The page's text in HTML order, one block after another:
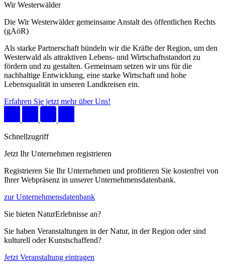
Wir Westerwälder
Die Wir Westerwälder gemeinsame Anstalt des öffentlichen Rechts
(gAöR)
Als starke Partnerschaft bündeln wir die Kräfte der Region, um den
Westerwald als attraktiven Lebens- und Wirtschaftsstandort zu
fördern und zu gestalten. Gemeinsam setzen wir uns für die
nachhaltige Entwicklung, eine starke Wirtschaft und hohe
Lebensqualität in unseren Landkreisen ein.
Erfahren Sie jetzt mehr über Uns!
Schnellzugriff
Jetzt Ihr Unternehmen registrieren
Registrieren Sie Ihr Unternehmen und profitieren Sie kostenfrei von
Ihrer Webpräsenz in unserer Unternehmensdatenbank.
zur Unternehmensdatenbank
Sie bieten NaturErlebnisse an?
Sie haben Veranstaltungen in der Natur, in der Region oder sind
kulturell oder Kunstschaffend?
Jetzt Veranstaltung eintragen